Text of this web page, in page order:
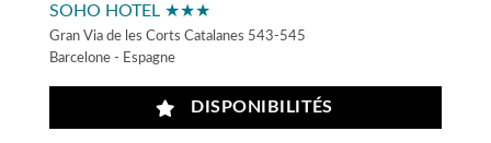
SOHO HOTEL ★★★
Gran Via de les Corts Catalanes 543-545
Barcelone - Espagne
DISPONIBILITÉS